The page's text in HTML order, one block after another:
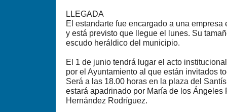
LLEGADA
El estandarte fue encargado a una
y está previsto que llegue el lunes. Su
escudo heráldico del municipio.
El 1 de junio tendrá lugar el acto
por el Ayuntamiento al que están invitados
Será a las 18.00 horas en la plaza del
estará apadrinado por María de los Ángeles
Hernández Rodríguez.